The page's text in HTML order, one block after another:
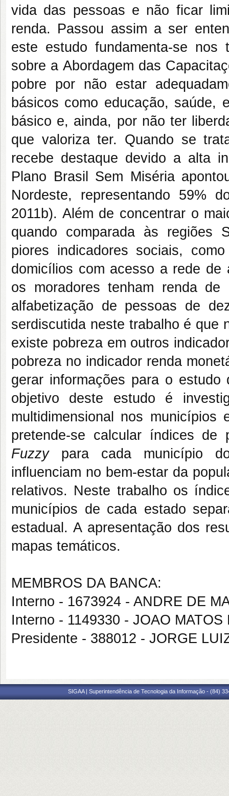
vida das pessoas e não ficar
renda. Passou assim a ser
este estudo fundamenta-se
sobre a Abordagem das
pobre por não estar
básicos como educação, saúde,
básico e, ainda, por não ter
que valoriza ter. Quando se
recebe destaque devido a alta
Plano Brasil Sem Miséria
Nordeste, representando 59%
2011b). Além de concentrar o
quando comparada às regiões
piores indicadores sociais,
domicílios com acesso a rede de
os moradores tenham renda
alfabetização de pessoas de
serdiscutida neste trabalho é que
existe pobreza em outros
pobreza no indicador renda
gerar informações para o
objetivo deste estudo é
multidimensional nos
pretende-se calcular índices de
Fuzzypara cada município do
influenciam no bem-estar da
relativos. Neste trabalho os
municípios de cada estado
estadual. A apresentação dos
mapas temáticos.
MEMBROS DA BANCA:
Interno - 1673924 - ANDRE DE
Interno - 1149330 - JOAO MATOS
Presidente - 388012 - JORGE
SIGAA | Superintendência de Tecnologia da Informação - (84)